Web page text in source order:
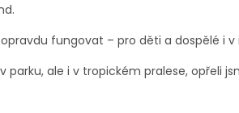
fungovat – pro děti a dospělé i
parku, ale i v tropickém pralese, opřeli